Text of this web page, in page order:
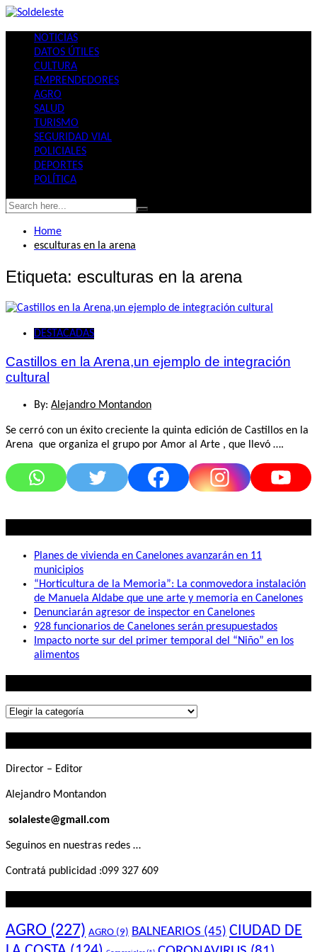
Skip
contentNOTICIAS
DATOS ÚTILES
CULTURA
EMPRENDEDORES
AGRO
SALUD
TURISMO
SEGURIDAD VIAL
POLICIALES
DEPORTES
POLÍTICA
Home
esculturas en la arena
Etiqueta: esculturas en la arena
DESTACADAS
Castillos en la Arena,un ejemplo de integración
cultural
By: Alejandro Montandon
Se cerró con un éxito creciente la quinta edición de Castillos en la
Arena que organiza el grupo por Amor al Arte , que llevó ….
Planes de vivienda en Canelones avanzarán en 11
municipios
“Horticultura de la Memoria”: La conmovedora instalación
de Manuela Aldabe que une arte y memoria en Canelones
Denunciarán agresor de inspector en Canelones
928 funcionarios de Canelones serán presupuestados
Impacto norte sur del primer temporal del “Niño” en los
alimentos
Lo
Director – Editor
Alejandro Montandon
solaleste@gmail.com
Seguinos en nuestras redes …
Contratá publicidad :099 327 609
AGRO (227) AGRO (9) BALNEARIOS (45) CIUDAD DE